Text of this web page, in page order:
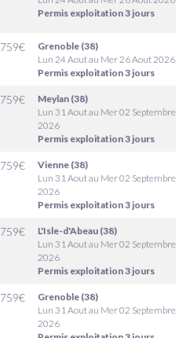
Permis exploitation 3 jours
759€
Grenoble (38)
Lun 24 Aout au Mer 26 Aout 2026
Permis exploitation 3 jours
759€
Meylan (38)
Lun 31 Aout au Mer 02 Septembre
2026
Permis exploitation 3 jours
759€
Vienne (38)
Lun 31 Aout au Mer 02 Septembre
2026
Permis exploitation 3 jours
759€
L'Isle-d'Abeau (38)
Lun 31 Aout au Mer 02 Septembre
2026
Permis exploitation 3 jours
759€
Grenoble (38)
Lun 31 Aout au Mer 02 Septembre
2026